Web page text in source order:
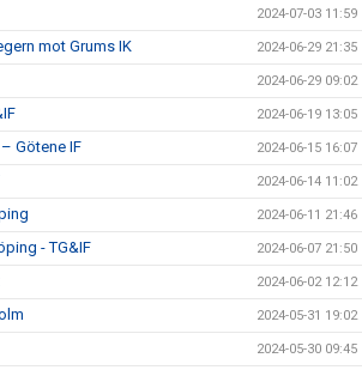
2024-07-03 11:59
mot Grums IK 2024-06-29 21:35
2024-06-29 09:02
2024-06-19 13:05
Götene IF 2024-06-15 16:07
2024-06-14 11:02
2024-06-11 21:46
- TG&IF 2024-06-07 21:50
2024-06-02 12:12
2024-05-31 19:02
2024-05-30 09:45